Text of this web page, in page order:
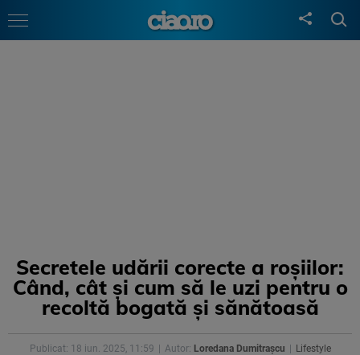
Secretele udării corecte a roșiilor:
Când, cât și cum să le uzi pentru o
recoltă bogată și sănătoasă
Publicat: 18 iun. 2025, 11:59 Autor: Loredana Dumitrașcu Lifestyle